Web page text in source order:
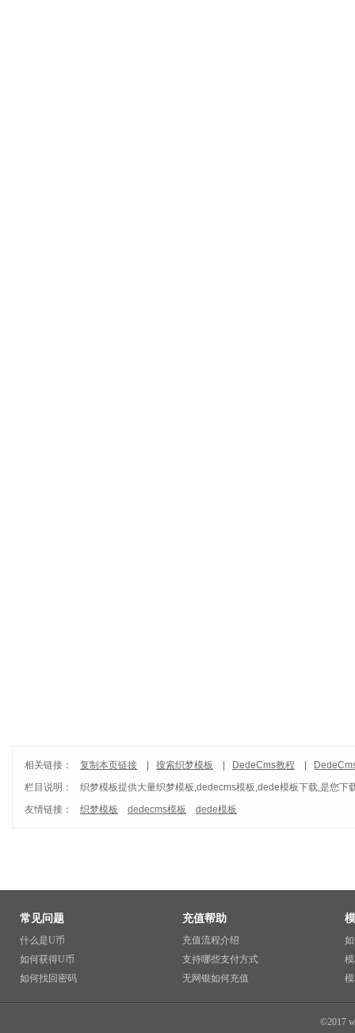
相关链接： 复制本页链接 搜索织梦模板 DedeCms教程
栏目说明：
织梦模板提供大量织梦模板,dedecms模板,dede模板下载,是您
友情链接：
织梦模板 dedecms模板 dede模板
常见问题
什么是U币
如何获得U币
如何找回密码
充值帮助
充值流程介绍
支持哪些支付方式
无网银如何充值
©2017